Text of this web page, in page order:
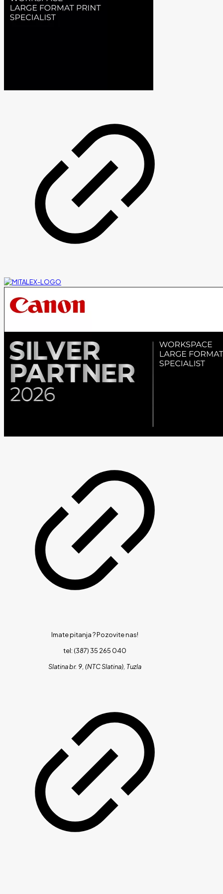
Imate pitanja ?Pozovite nas!
tel: (387) 35 265 040
Slatina br. 9, (NTC Slatina), Tuzla